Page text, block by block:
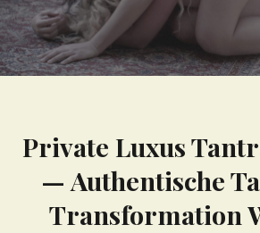
Ekstase
Spielplatz
Private Luxus
— Authentische
Transformation